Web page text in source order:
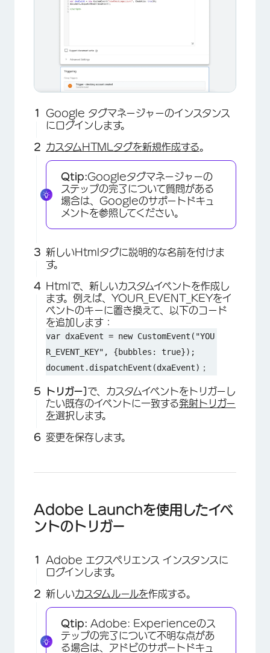
×
Google タグマネージャーのインスタンス
にログインします。
カスタムHTMLタグを新規作成する。
Qtip:Googleタグマネージャーの
ステップの完了について質問がある
場合は、Googleのサポートドキュ
メントを参照してください。
新しいHtmlタグに説明的な名前を付けま
す。
Htmlで、新しいカスタムイベントを作成し
ます。例えば、YOUR_EVENT_KEYをイ
ベントのキーに置き換えて、以下のコード
を追加します：
var dxaEvent = new CustomEvent("YOU
R_EVENT_KEY", {bubbles: true});
document.dispatchEvent(dxaEvent)；
トリガー] で、カスタムイベントをトリガーし
たい既存のイベントに一致する発射トリガー
を選択します。
変更を保存します。
Adobe Launchを使用したイベ
ントのトリガー
Adobe エクスペリエンス インスタンスに
ログインします。
新しいカスタムルールを作成する。
Qtip: Adobe: Experienceのス
テップの完了について不明な点があ
る場合は、アドビのサポートドキュ